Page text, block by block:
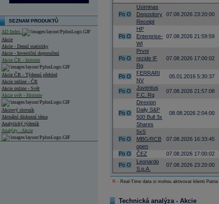
SEZNAM PRODUKTŮ
AD Index
Akcie
Akcie - Denní statistiky
Akcie - Investiční doporučení
Akcie ČR - historie
Akcie ČR - Týdenní přehled
Akcie online - ČR
Akcie online - Svět
Akcie svět - Historie
Akciový slovník
Aktuální diskusní téma
Analytický týdeník
Analýzy - Akcie
Po O
Usiminas
Depository
Receipt
07.08.2026 23:20:00
Po O
HP
Enterprise-
WI
07.08.2026 21:59:59
Po O
Prvni
rezide IF
Rg
07.08.2026 17:00:02
Po O
FERRARI
NV
05.01.2016 5:30:37
Po O
Juventus
F.C. Rg
07.08.2026 21:57:08
Po O
Direxion
Daily S&P
500 Bull 3x
Shares
08.08.2026 2:04:00
Po O
5xS
MBG/RCB
open
07.08.2026 16:33:45
Po O ČEZ
07.08.2026 17:00:02
Po O
Leonardo
S.p.A.
07.08.2026 23:20:00
R - Real-Time data si mohou aktivovat klienti
Technická analýza - Akcie